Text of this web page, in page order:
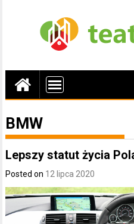
BMW
Lepszy statut życia
Posted on 12 lipca 2020